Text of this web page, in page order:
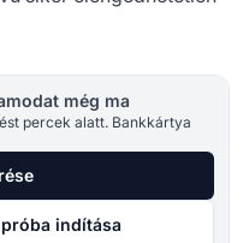
még ma
percek alatt. Bankkártya
indítása